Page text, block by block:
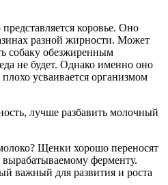
коровье. Оно
разной жирности. Может
собаку обезжиренным
не будет. Однако именно оно
усваивается организмом
лучше разбавить молочный
Щенки хорошо переносят
вырабатываемому ферменту.
важный для развития и роста